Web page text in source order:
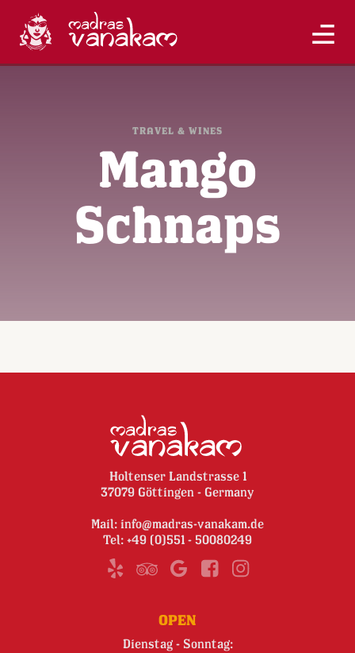
TRAVEL & WINES
Mango
Schnaps
Holtenser Landstrasse 1
37079 Göttingen - Germany
Mail: info@madras-vanakam.de
Tel: +49 (0)551 - 50080249
OPEN
Dienstag - Sonntag: